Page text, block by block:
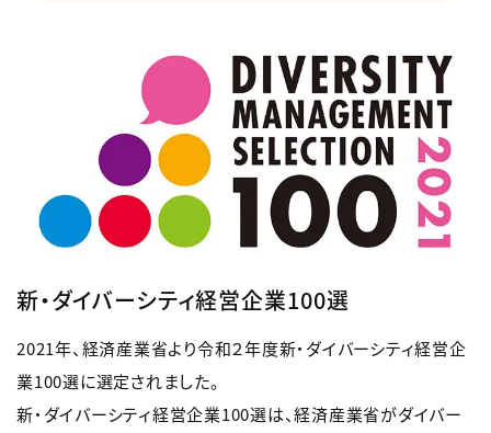
新・ダイバーシティ経営企業100選
2021年、経済産業省より令和２年度新・ダイバーシティ経営企
業100選に選定されました。
新・ダイバーシティ経営企業100選は、経済産業省がダイバー